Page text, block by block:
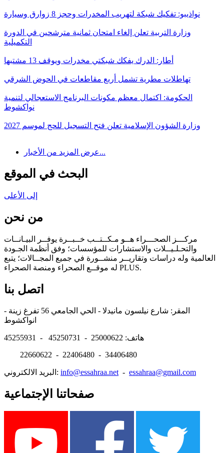
نواذيبو: تفكيك شبكة لتهريب المخدرات وحجز 8 زوارق وسيارة
وزارة التربية تعلن إلغاء امتحان ثمانية مترشحين في الدورة
التكميلية
أطار: الدرك يفكك شبكتي مخدرات ويوقف 13 مشتبها
تهاطلات مطرية تشمل أربع مقاطعات في الحوض الشرقي
الحكومة: اكتمال معظم مكونات البرنامج الاستعجالي لتنمية
نواكشوط
وزارة الشؤون الإسلامية تعلن فتح التسجيل للحج لموسم 2027
عرض المزيد من الأخبار...
البحث في الموقع
إلى الأعلى
من نحن
مركـــز الصحـــراء هــو مـكــتــب خــبــرة يوفــر البيـانــات
والتحـلـيــلات والاستشارات للمؤسسات؛ وفق أنظمة الجـودة
العالمية وله دراسات وتقاريــر منشــورة في جميع المجــالات؛ يتبع
له موقــع الصحراء ومنصة الصحراء PLUS.
اتصل بنا
المقر: شارع نيلسون مانيدلا - الحي الجامعي 56 تفرغ زينة -
هاتف: 25000622 - 45250731 - 45255931
22660622 - 22406480 - 34406480
البريد الالكتروني: info@essahraa.net- essahraa@gmail.com
صفحاتنا الإجتماعية